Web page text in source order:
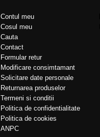
Contul meu
Cosul meu
Cauta
Contact
Formular retur
Modificare consimtamant
Solicitare date personale
Returnarea produselor
Termeni si conditii
Politica de confidentialitate
Politica de cookies
ANPC